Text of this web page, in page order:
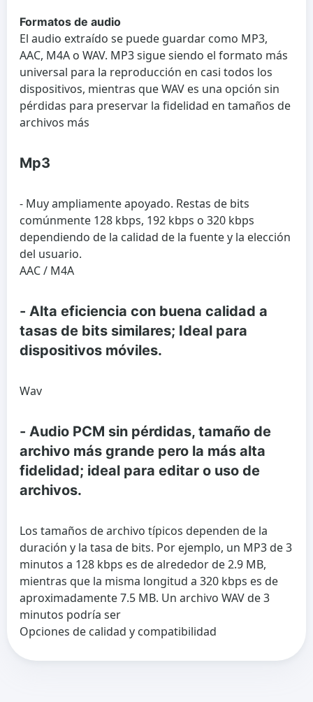
Formatos de audio
El audio extraído se puede guardar como MP3,
AAC, M4A o WAV. MP3 sigue siendo el formato más
universal para la reproducción en casi todos los
dispositivos, mientras que WAV es una opción sin
pérdidas para preservar la fidelidad en tamaños de
archivos más
Mp3
- Muy ampliamente apoyado. Restas de bits
comúnmente 128 kbps, 192 kbps o 320 kbps
dependiendo de la calidad de la fuente y la elección
del usuario.
AAC / M4A
- Alta eficiencia con buena calidad a
tasas de bits similares; Ideal para
dispositivos móviles.
Wav
- Audio PCM sin pérdidas, tamaño de
archivo más grande pero la más alta
fidelidad; ideal para editar o uso de
archivos.
Los tamaños de archivo típicos dependen de la
duración y la tasa de bits. Por ejemplo, un MP3 de 3
minutos a 128 kbps es de alrededor de 2.9 MB,
mientras que la misma longitud a 320 kbps es de
aproximadamente 7.5 MB. Un archivo WAV de 3
minutos podría ser
Opciones de calidad y compatibilidad